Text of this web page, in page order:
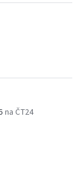
na ČT24